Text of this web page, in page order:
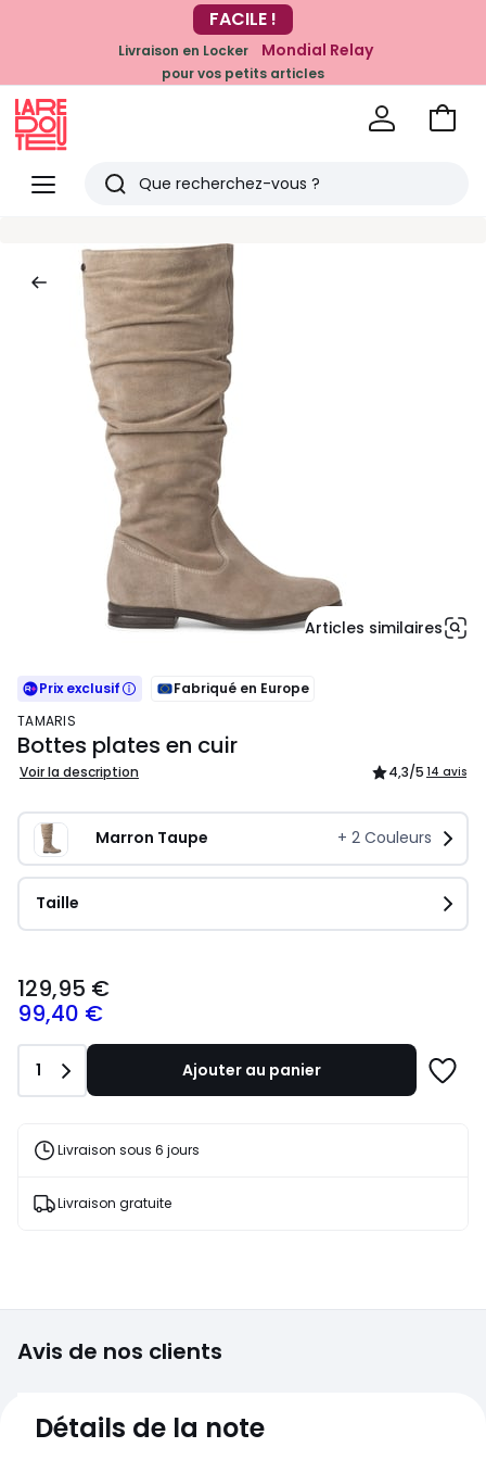
-20% dès 39€*
sur la mode
FACILE !
Livraison en Locker Mondial Relay
pour vos petits articles
Menu
Redoute
Rechercher
articles
vus
Voir
Articles similaires
Prix exclusif
Fabriqué en Europe
TAMARIS
Bottes plates en cuir
Voir la description 4,3/5 14 avis
Marron Taupe + 2 Couleurs
Taille
€.
99,40 €
129,95 €
Quantité
1 Ajouter au panier
Livraison sous 6 jours
Livraison gratuite
Avis de nos clients
4,3
Détails de la note